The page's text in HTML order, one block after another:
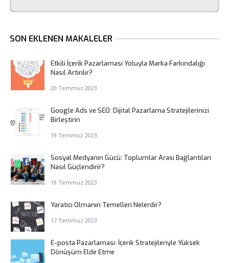
SON EKLENEN MAKALELER
Etkili İçerik Pazarlaması Yoluyla Marka Farkındalığı
Nasıl Artırılır?
20 Temmuz 2023
Google Ads ve SEO: Dijital Pazarlama Stratejilerinizi
Birleştirin
19 Temmuz 2023
Sosyal Medyanın Gücü: Toplumlar Arası Bağlantıları
Nasıl Güçlendirir?
18 Temmuz 2023
Yaratıcı Olmanın Temelleri Nelerdir?
17 Temmuz 2023
E-posta Pazarlaması: İçerik Stratejileriyle Yüksek
Dönüşüm Elde Etme